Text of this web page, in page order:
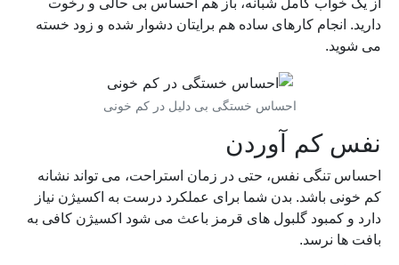
دارید. انجام کارهای ساده هم برایتان دشوار شده و زود خسته
می شوید.
احساس خستگی بی دلیل در کم خونی
نفس کم آوردن
احساس تنگی نفس، حتی در زمان استراحت، می تواند نشانه
کم خونی باشد. بدن شما برای عملکرد درست به اکسیژن نیاز
دارد و کمبود گلبول های قرمز باعث می شود اکسیژن کافی به
بافت ها نرسد.